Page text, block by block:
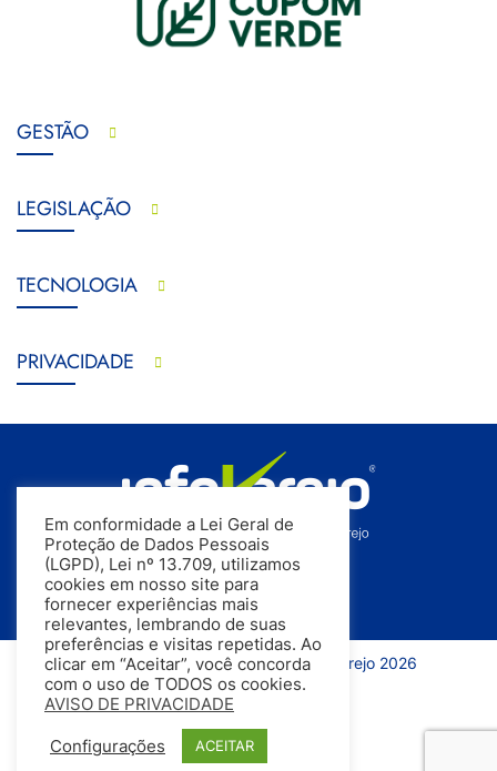
GESTÃO
LEGISLAÇÃO
TECNOLOGIA
PRIVACIDADE
Todos os direitos reservados | InfoVarejo 2026
Em conformidade a Lei Geral de
Proteção de Dados Pessoais
(LGPD), Lei nº 13.709, utilizamos
cookies em nosso site para
fornecer experiências mais
relevantes, lembrando de suas
preferências e visitas repetidas. Ao
clicar em “Aceitar”, você concorda
com o uso de TODOS os cookies.
AVISO DE PRIVACIDADE
Configurações ACEITAR